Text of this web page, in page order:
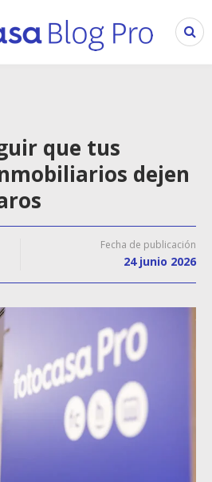
que tus
dejen
Fecha de publicación
24 junio 2026